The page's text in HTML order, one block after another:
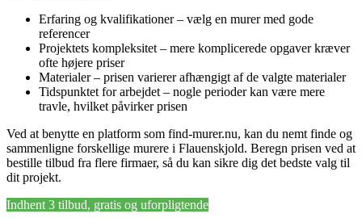
Erfaring og kvalifikationer – vælg en murer med gode
referencer
Projektets kompleksitet – mere komplicerede opgaver kræver
ofte højere priser
Materialer – prisen varierer afhængigt af de valgte materialer
Tidspunktet for arbejdet – nogle perioder kan være mere
travle, hvilket påvirker prisen
Ved at benytte en platform som find-murer.nu, kan du nemt finde og
sammenligne forskellige murere i Flauenskjold. Beregn prisen ved at
bestille tilbud fra flere firmaer, så du kan sikre dig det bedste valg til
dit projekt.
Indhent 3 tilbud, gratis og uforpligtende